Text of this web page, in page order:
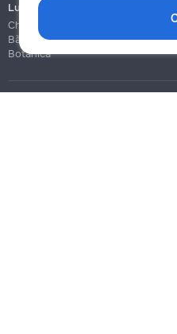
Lucrări de construcție și instalare
Chișinău
Bălți
Botanica